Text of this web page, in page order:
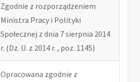
Zgodnie z rozporządzeniem
Ministra Pracy i Polityki
Społecznej z dnia 7 sierpnia 2014
r. (Dz. U. z 2014 r. , poz. 1145)
Opracowana zgodnie z